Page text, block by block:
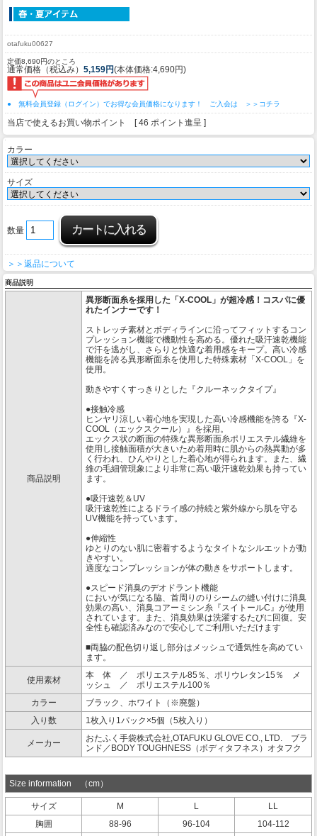
otafuku00627
定価8,690円のところ
通常価格（税込み） 5,159円(本体価格:4,690円)
● 無料会員登録（ログイン）でお得な会員価格になります！ ご入会は ＞＞コチラ
当店で使えるお買い物ポイント [ 46 ポイント進呈 ]
カラー
サイズ
数量
＞＞返品について
商品説明
商品説明
異形断面糸を採用した「X-COOL」が超冷感！コスパに優
れたインナーです！
ストレッチ素材とボディラインに沿ってフィットするコン
プレッション機能で機動性を高める。優れた吸汗速乾機能
で汗を逃がし、さらりと快適な着用感をキープ。高い冷感
機能を誇る異形断面糸を使用した特殊素材「X-COOL」を
使用。
動きやすくすっきりとした『クルーネックタイプ』
●接触冷感
ヒンヤリ涼しい着心地を実現した高い冷感機能を誇る『X-
COOL（エックスクール）』を採用。
エックス状の断面の特殊な異形断面糸ポリエステル繊維を
使用し接触面積が大きいため着用時に肌からの熱異動が多
く行われ、ひんやりとした着心地が得られます。また、繊
維の毛細管現象により非常に高い吸汗速乾効果も持ってい
ます。
●吸汗速乾＆UV
吸汗速乾性によるドライ感の持続と紫外線から肌を守る
UV機能を持っています。
●伸縮性
ゆとりのない肌に密着するようなタイトなシルエットが動
きやすい。
適度なコンプレッションが体の動きをサポートします。
●スピード消臭のデオドラント機能
においが気になる脇、首周りのりシームの縫い付けに消臭
効果の高い、消臭コアーミシン糸『スイトールC』が使用
されています。また、消臭効果は洗濯するたびに回復。安
全性も確認済みなので安心してご利用いただけます
■両脇の配色切り返し部分はメッシュで通気性を高めてい
ます。
使用素材
本 体 ／ ポリエステル85％、ポリウレタン15％ メ
ッシュ ／ ポリエステル100％
カラー
ブラック、ホワイト（※廃盤）
入り数
1枚入り1パック×5個（5枚入り）
メーカー
おたふく手袋株式会社,OTAFUKU GLOVE CO., LTD. ブラ
ンド／BODY TOUGHNESS（ボディタフネス）オタフク
Size information （cm）
サイズ M L
LL
胸囲
88-96 96-104
104-112